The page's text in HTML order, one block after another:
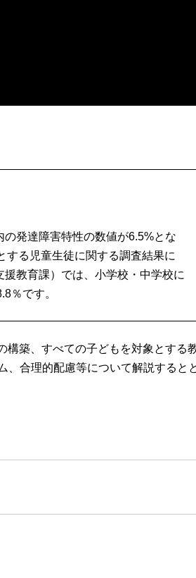
発達障害特性の数値が6.5%とな
する児童生徒に関する調査結果に
教育課）では、小学校・中学校に
％です。
構築、すべての子どもを対象とする
、合理的配慮等について解説すると